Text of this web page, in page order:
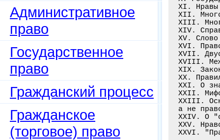
Административное
право
Государственное
право
Гражданский процесс
Гражданское
(торговое) право
XI.
XII.
XIII.
XIV.
XV.
XVI.
XVII.
XVIII.
XIX.
XX.
XXI. О
XXII.
XXIII.
а не
XXIV. О
XXV.